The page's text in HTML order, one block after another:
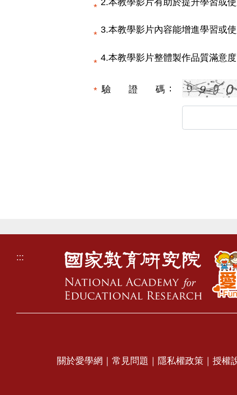
2.本教學影片有助於提升學習或
3.本教學影片內容能增進學習或
4.本教學影片整體製作品質滿意
驗證碼
:::
關於愛學網 ｜ 常見問題 ｜ 隱私權政策 ｜ 授權